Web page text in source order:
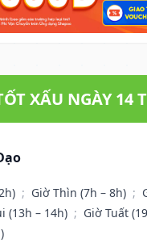
XẤU NGÀY 14
; Giờ Thìn (7h – 8h) ;
(13h – 14h) ; Giờ Tuất